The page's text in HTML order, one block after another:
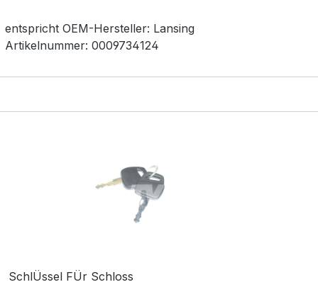
entspricht OEM-Hersteller: Lansing
Artikelnummer: 0009734124
SchlÜssel FÜr Schloss